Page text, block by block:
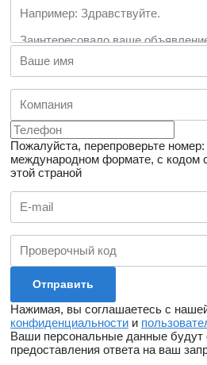
Пожалуйста, перепроверьте номер:
международном формате, с кодом
этой страной
Нажимая, вы соглашаетесь с
конфиденциальности и
Ваши персональные данные
предоставления ответа на ваш